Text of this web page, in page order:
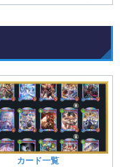
カード一覧